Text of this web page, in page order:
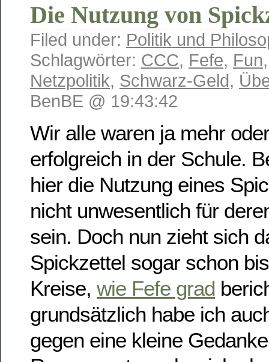
Die Nutzung von
Filed under: Politik und
Schlagwörter: CCC, Fefe, Fun
Netzpolitik, Schwarz-Geld,
BenBE @ 19:43:42
Wir alle waren ja mehr
erfolgreich in der Schule.
hier die Nutzung eines
nicht unwesentlich für
sein. Doch nun zieht sich
Spickzettel sogar schon
Kreise, wie Fefe grad
grundsätzlich habe ich
gegen eine kleine